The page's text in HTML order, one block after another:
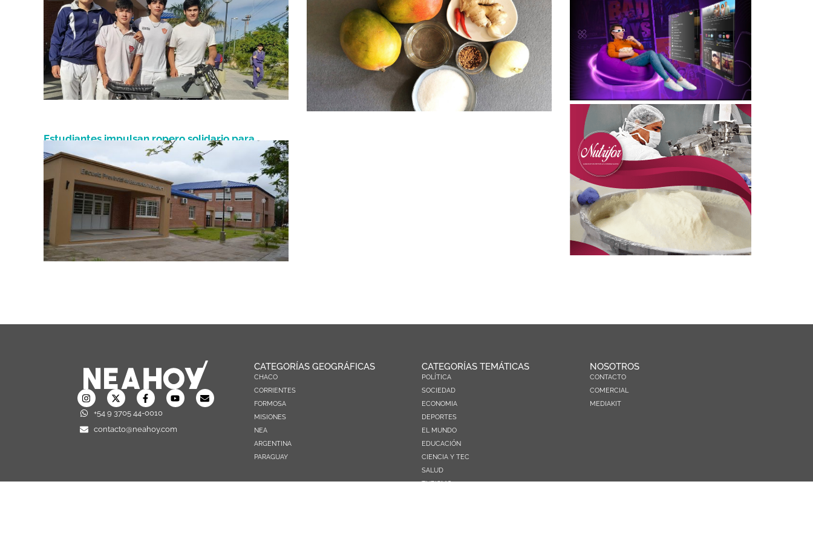
Estudiantes impulsan ropero solidario para
afrontar las necesidades de sus compañeros
+54 9 3705 44-0010
contacto@neahoy.com
CATEGORÍAS GEOGRÁFICAS
CHACO
CORRIENTES
FORMOSA
MISIONES
NEA
ARGENTINA
PARAGUAY
CATEGORÍAS TEMÁTICAS
POLÍTICA
SOCIEDAD
ECONOMIA
DEPORTES
EL MUNDO
EDUCACIÓN
CIENCIA Y TEC
SALUD
TURISMO
NOSOTROS
CONTACTO
COMERCIAL
MEDIAKIT